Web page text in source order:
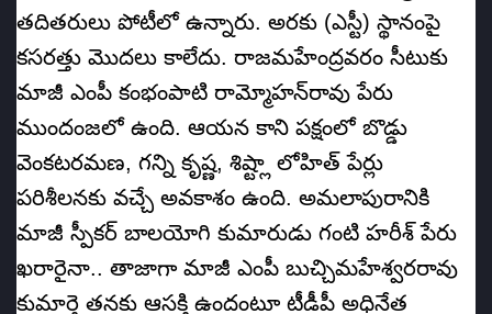
తదితరులు పోటీలో ఉన్నారు. అరకు (ఎస్టీ) స్థానంపై
కసరత్తు మొదలు కాలేదు. రాజమహేంద్రవరం సీటుకు
మాజీ ఎంపీ కంభంపాటి రామ్మోహన్‌రావు పేరు
ముందంజలో ఉంది. ఆయన కాని పక్షంలో బొడ్డు
వెంకటరమణ, గన్ని కృష్ణ, శిష్ట్లా లోహిత్‌ పేర్లు
పరిశీలనకు వచ్చే అవకాశం ఉంది. అమలాపురానికి
మాజీ స్పీకర్‌ బాలయోగి కుమారుడు గంటి హరీశ్‌ పేరు
ఖరారైనా.. తాజాగా మాజీ ఎంపీ బుచ్చిమహేశ్వరరావు
కుమార్తె తనకు ఆసక్తి ఉందంటూ టీడీపీ అధినేత